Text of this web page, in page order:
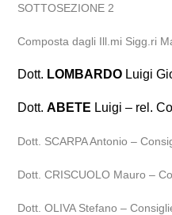
SOTTOSEZIONE 2
Composta dagli Ill.mi Sigg.ri
Dott. LOMBARDO Luigi
Dott.ABETE Luigi – rel.
Dott. SCARPA Antonio –
Dott. CRISCUOLO Mauro –
Dott. OLIVA Stefano –